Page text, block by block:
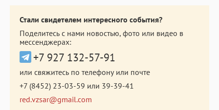
Стали свидетелем интересного события?
Поделитесь с нами новостью, фото или видео в
мессенджерах:
+7 927 132-57-91
или свяжитесь по телефону или почте
+7 (8452) 23-03-59 или 39-39-41
red.vzsar@gmail.com